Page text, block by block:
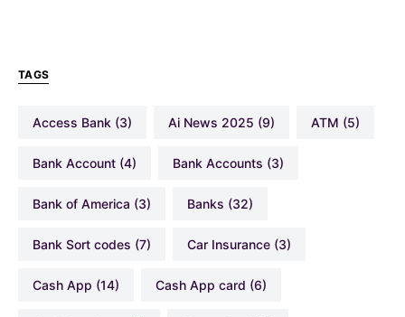
TAGS
Access Bank (3) Ai News 2025 (9) ATM (5)
Bank Account (4) Bank Accounts (3)
Bank of America (3) Banks (32)
Bank Sort codes (7) Car Insurance (3)
Cash App (14) Cash App card (6)